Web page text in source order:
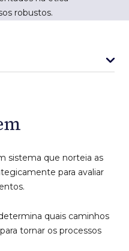
robustos.
sistema que norteia as
para avaliar
quais caminhos
tornar os processos